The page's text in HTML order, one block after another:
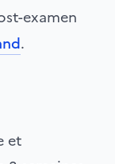
examen
.
et